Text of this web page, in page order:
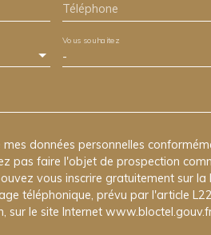
Téléphone
-
Vous souhaitez
données personnelles
pas faire l'objet de prospection
vous inscrire gratuitement sur la
téléphonique, prévu par l'article
sur le site Internet